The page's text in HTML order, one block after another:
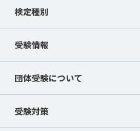
検定種別
Show submenu for 検定種別
受験情報
Show submenu for 受験情報
団体受験について
受験対策
Show submenu for 受験対策